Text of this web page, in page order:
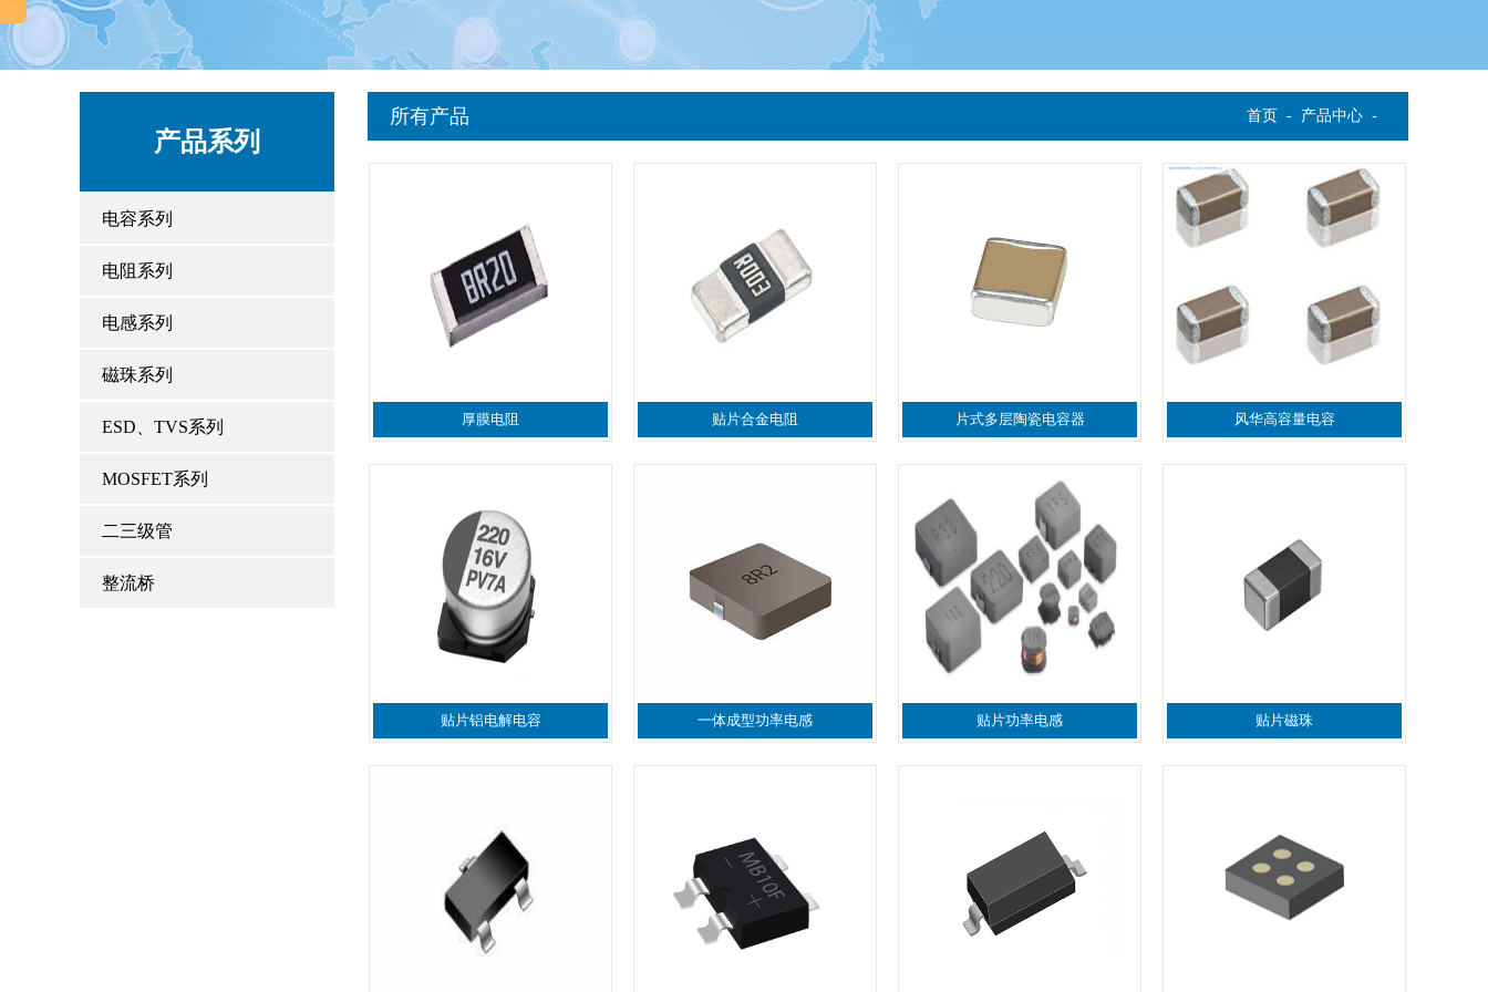
产品系列
电容系列
电阻系列
电感系列
磁珠系列
ESD、TVS系列
MOSFET系列
二三级管
整流桥
所有产品 首页 - 产品中心 -
厚膜电阻 贴片合金电阻 片式多层陶瓷电容器 风华高容量电容
贴片铝电解电容 一体成型功率电感 贴片功率电感 贴片磁珠